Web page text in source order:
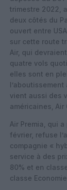
trimestre 2022,
deux côtés du
ouvert entre
sur cette route
Air, qui
quatre vols
elles sont en
l’aboutissement
vient aussi des
américaines,
Air Premia, qui
février, refuse
compagnie «
service à des
80% et en
classe